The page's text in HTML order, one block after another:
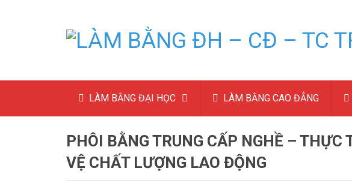
LÀM BẰNG ĐẠI HỌC LÀM BẰNG CAO ĐẲNG
PHÔI BẰNG TRUNG CẤP NGHỀ – THỰC
VỆ CHẤT LƯỢNG LAO ĐỘNG